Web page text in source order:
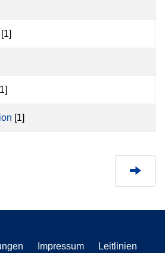
[1]
Impressum
Leitlinien